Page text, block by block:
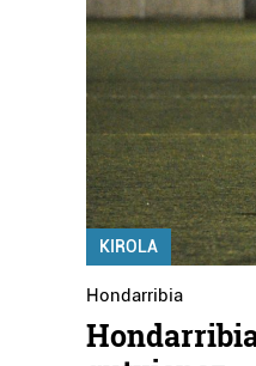
KIROLA
Hondarribia